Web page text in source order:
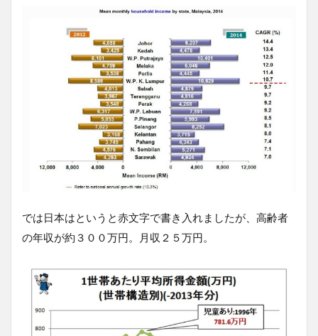
では日本はというと赤文字で書き入れましたが、高齢者
の年収が約３００万円。月収２５万円。